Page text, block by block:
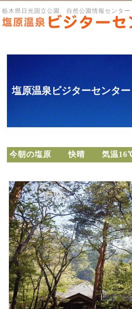
栃木県日光国立公園 自然公園情報センター
塩原温泉ビジターセンタ
今朝の塩原 快晴 気温